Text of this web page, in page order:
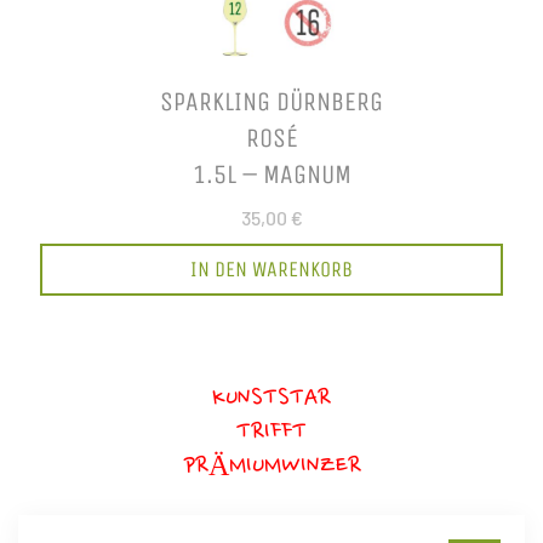
SPARKLING DÜRNBERG
ROSÉ
1.5L – MAGNUM
35,00 €
IN DEN WARENKORB
KUNSTSTAR
TRIFFT
PRÄMIUMWINZER